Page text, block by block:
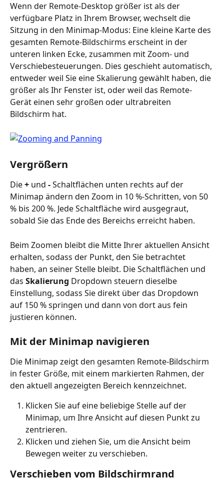
Wenn der Remote-Desktop größer ist als der
verfügbare Platz in Ihrem Browser, wechselt die
Sitzung in den Minimap-Modus: Eine kleine Karte des
gesamten Remote-Bildschirms erscheint in der
unteren linken Ecke, zusammen mit Zoom- und
Verschiebesteuerungen. Dies geschieht automatisch,
entweder weil Sie eine Skalierung gewählt haben, die
größer als Ihr Fenster ist, oder weil das Remote-
Gerät einen sehr großen oder ultrabreiten
Bildschirm hat.
Vergrößern
Die + und - Schaltflächen unten rechts auf der
Minimap ändern den Zoom in 10 %-Schritten, von 50
% bis 200 %. Jede Schaltfläche wird ausgegraut,
sobald Sie das Ende des Bereichs erreicht haben.
Beim Zoomen bleibt die Mitte Ihrer aktuellen Ansicht
erhalten, sodass der Punkt, den Sie betrachtet
haben, an seiner Stelle bleibt. Die Schaltflächen und
das Skalierung Dropdown steuern dieselbe
Einstellung, sodass Sie direkt über das Dropdown
auf 150 % springen und dann von dort aus fein
justieren können.
Mit der Minimap navigieren
Die Minimap zeigt den gesamten Remote-Bildschirm
in fester Größe, mit einem markierten Rahmen, der
den aktuell angezeigten Bereich kennzeichnet.
Klicken Sie auf eine beliebige Stelle auf der
Minimap, um Ihre Ansicht auf diesen Punkt zu
zentrieren.
Klicken und ziehen Sie, um die Ansicht beim
Bewegen weiter zu verschieben.
Verschieben vom Bildschirmrand